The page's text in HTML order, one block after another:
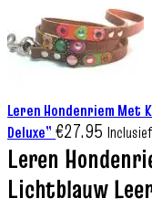
Leren Hondenriem Met
Deluxe”€27.95
Leren
Lichtblauw